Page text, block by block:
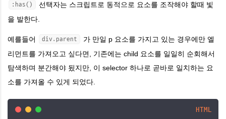
:has()
선택자는 스크립트로 동적으로 요소를 조작해야 할때 빛
을 발한다.
예를들어 div.parent
가 만일 p 요소를 가지고 있는 경우에만 엘
리먼트를 가져오고 싶다면, 기존에는 child 요소를 일일히 순회해서
탐색하며 분간해야 됬지만, 이 selector 하나로 곧바로 일치하는 요
소를 가져올 수 있게 되었다.
HTML